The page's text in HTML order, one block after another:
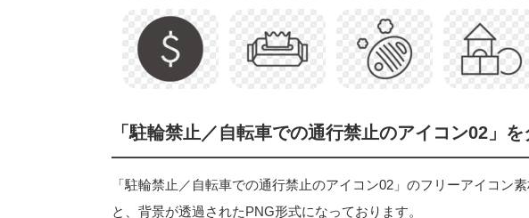
「駐輪禁止／自転車での通行禁止のアイコン02」
「駐輪禁止／自転車での通行禁止のアイコン02」のフリーアイコン
と、背景が透過されたPNG形式になっております。